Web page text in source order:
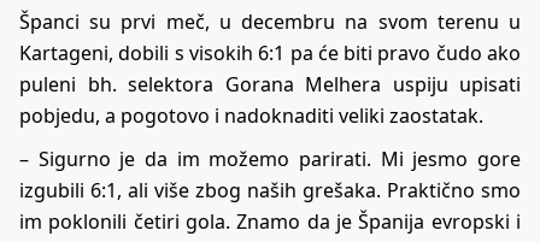
Španci su prvi meč, u decembru na svom terenu u
Kartageni, dobili s visokih 6:1 pa će biti pravo čudo ako
puleni bh. selektora Gorana Melhera uspiju upisati
pobjedu, a pogotovo i nadoknaditi veliki zaostatak.
– Sigurno je da im možemo parirati. Mi jesmo gore
izgubili 6:1, ali više zbog naših grešaka. Praktično smo
im poklonili četiri gola. Znamo da je Španija evropski i